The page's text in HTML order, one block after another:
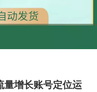
量增长账号定位运